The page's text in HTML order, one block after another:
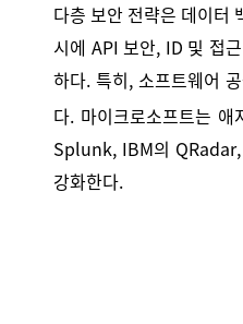
다층 보안 전략은 데이터
시에 API 보안, ID 및 접
하다. 특히, 소프트웨어
다. 마이크로소프트는
Splunk, IBM의 QRadar,
강화한다.